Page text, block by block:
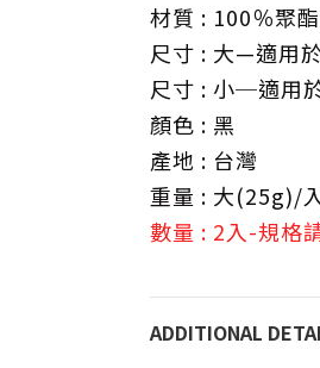
材質 : 100％聚
尺寸 : 大—適用
尺寸 : 小─適用
顏色 : 黑
產地 : 台灣
重量 : 大(25g)/
數量 : 2入-規格
ADDITIONAL